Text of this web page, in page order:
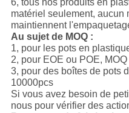
6, tous nos produits en
matériel seulement, aucun
maintiennent
Au sujet de MOQ :
1, pour les pots en
2, pour EOE ou POE,
3, pour des boîtes de pots
10000pcs
Si vous avez besoin de
nous pour vérifier des